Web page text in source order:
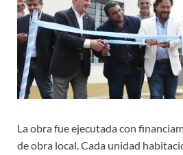
La obra fue ejecutada con
de obra local. Cada unidad